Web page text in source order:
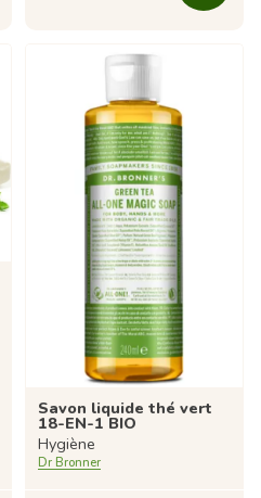
Savon liquide thé vert
18-EN-1 BIO
Hygiène
Dr Bronner